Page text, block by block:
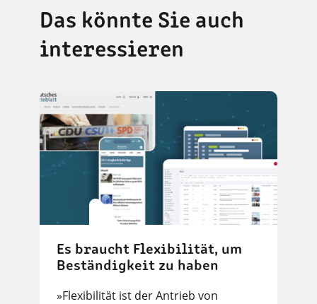
Das könnte Sie auch
interessieren
Es braucht Flexibilität, um
Beständigkeit zu haben
»Flexibilität ist der Antrieb von